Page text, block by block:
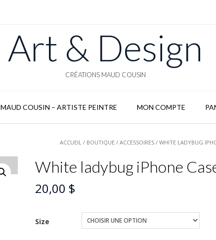
Art & Design
CRÉATIONS MAUD COUSIN
MAUD COUSIN – ARTISTE PEINTRE MON COMPTE
ACCUEIL / BOUTIQUE /ACCESSOIRES / WHITE LADYBUG
White ladybug iPhone
20,00 $
Size